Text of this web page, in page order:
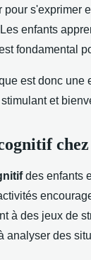
pour s'exprimer
enfants
fondamental
est donc
et
des enfants
à des jeux de
analyser des